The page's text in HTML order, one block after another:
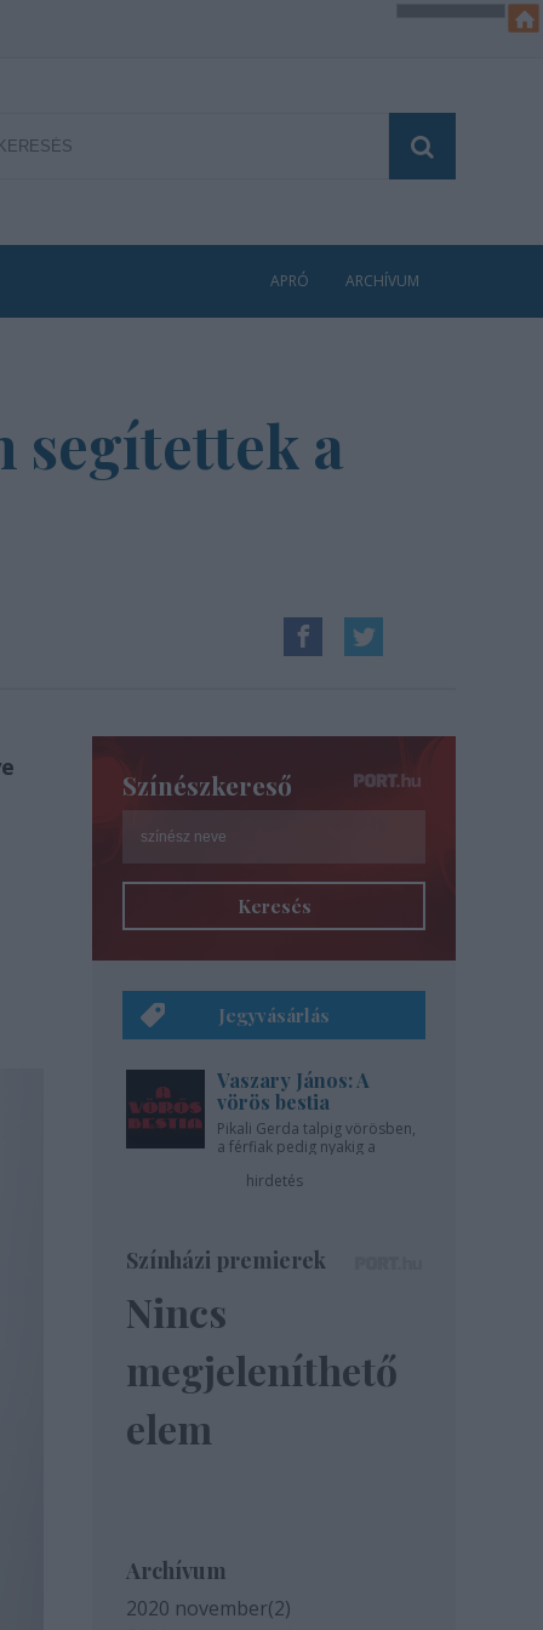
APRÓ ARCHÍVUM
segítettek a
Színészkereső
Keresés
Jegyvásárlás
Vaszary János: A
vörös bestia
Pikali Gerda talpig vörösben,
a férfiak pedig nyakig a
hirdetés
Színházi premierek
Nincs
megjeleníthető
elem
Archívum
2020 november(2)